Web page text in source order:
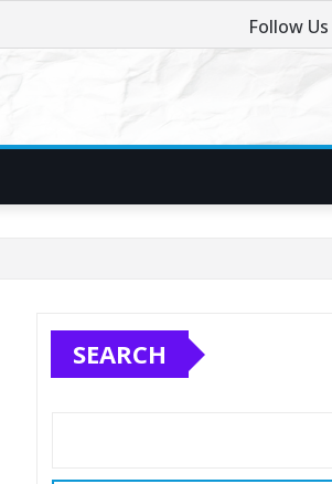
Follow Us
SEARCH